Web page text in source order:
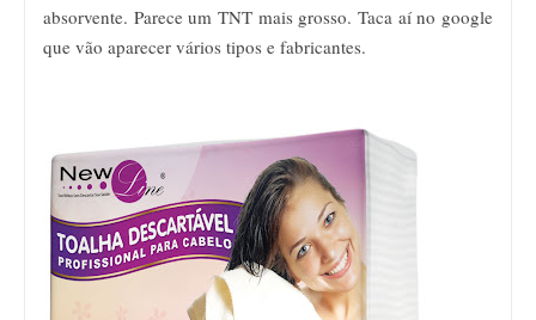
absorvente. Parece um TNT mais grosso. Taca aí no google
que vão aparecer vários tipos e fabricantes.